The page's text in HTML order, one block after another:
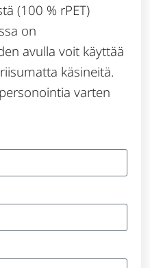
(100 % rPET)
on
avulla voit käyttää
käsineitä.
varten